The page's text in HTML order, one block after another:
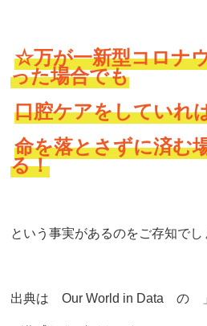
☆万が一新型コロナ
った場合でも
口腔ケアをしていれ
命を落とさずに済む
る！
という事実があるのをご存知でし
出典はOur World in Data の